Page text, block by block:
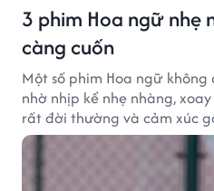
3 phim Hoa ngữ nhẹ
càng cuốn
Một số phim Hoa ngữ
nhờ nhịp kể nhẹ nhàng,
rất đời thường và cảm xúc